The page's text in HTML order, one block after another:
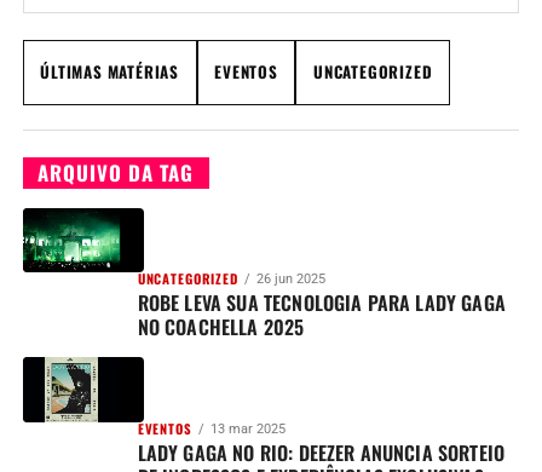
ÚLTIMAS MATÉRIAS EVENTOS UNCATEGORIZED
ARQUIVO DA TAG
UNCATEGORIZED 26 jun 2025
ROBE LEVA SUA TECNOLOGIA PARA LADY GAGA
NO COACHELLA 2025
EVENTOS 13 mar 2025
LADY GAGA NO RIO: DEEZER ANUNCIA SORTEIO